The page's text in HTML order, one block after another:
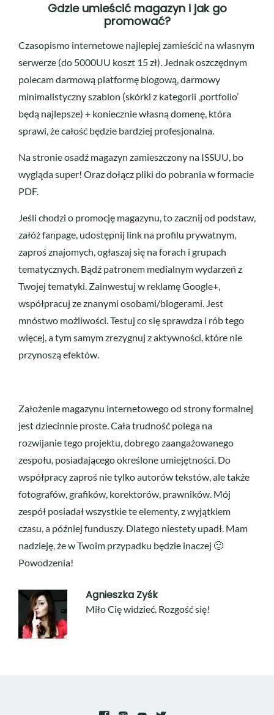
Gdzie umieścić magazyn i jak go
promować?
Czasopismo internetowe najlepiej zamieścić na własnym
serwerze (do 5000UU koszt 15 zł). Jednak oszczędnym
polecam darmową platformę blogową, darmowy
minimalistyczny szablon (skórki z kategorii ‚portfolio’
będą najlepsze) + koniecznie własną domenę, która
sprawi, że całość będzie bardziej profesjonalna.
Na stronie osadź magazyn zamieszczony na ISSUU, bo
wygląda super! Oraz dołącz pliki do pobrania w formacie
PDF.
Jeśli chodzi o promocję magazynu, to zacznij od podstaw,
załóż fanpage, udostępnij link na profilu prywatnym,
zaproś znajomych, ogłaszaj się na forach i grupach
tematycznych. Bądź patronem medialnym wydarzeń z
Twojej tematyki. Zainwestuj w reklamę Google+,
współpracuj ze znanymi osobami/blogerami. Jest
mnóstwo możliwości. Testuj co się sprawdza i rób tego
więcej, a tym samym zrezygnuj z aktywności, które nie
przynoszą efektów.
Założenie magazynu internetowego od strony formalnej
jest dziecinnie proste. Cała trudność polega na
rozwijanie tego projektu, dobrego zaangażowanego
zespołu, posiadającego określone umiejętności. Do
współpracy zaproś nie tylko autorów tekstów, ale także
fotografów, grafików, korektorów, prawników. Mój
zespół posiadał wszystkie te elementy, z wyjątkiem
czasu, a później funduszy. Dlatego niestety upadł. Mam
nadzieję, że w Twoim przypadku będzie inaczej 🙂
Powodzenia!
Agnieszka Zyśk
Miło Cię widzieć. Rozgość się!